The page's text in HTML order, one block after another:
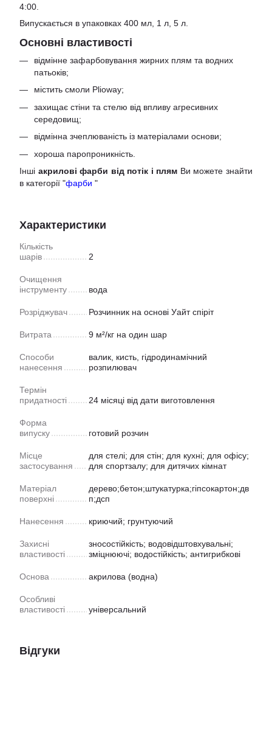
4:00.
Випускається в упаковках 400 мл, 1 л, 5 л.
Основні властивості
відмінне зафарбовування жирних плям та водних
патьоків;
містить смоли Plioway;
захищає стіни та стелю від впливу агресивних
середовищ;
відмінна зчеплюваність із матеріалами основи;
хороша паропроникність.
Інші акрилові фарби від потік і плям Ви можете знайти
в категорії "фарби "
Характеристики
Кількість
шарів
2
Очищення
інструменту
вода
Розріджувач Розчинник на основі Уайт спіріт
Витрата 9 м²/кг на один шар
Способи
нанесення
валик, кисть, гідродинамічний
розпилювач
Термін
придатності
24 місяці від дати виготовлення
Форма
випуску
готовий розчин
Місце
застосування
для стелі; для стін; для кухні; для офісу;
для спортзалу; для дитячих кімнат
Матеріал
поверхні
дерево;бетон;штукатурка;гіпсокартон;дв
п;дсп
Нанесення криючий; грунтуючий
Захисні
властивості
зносостійкість; водовідштовхувальні;
зміцнюючі; водостійкість; антигрибкові
Основа акрилова (водна)
Особливі
властивості
універсальний
Відгуки